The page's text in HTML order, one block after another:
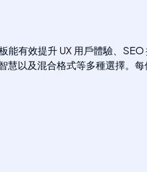
有效提升 UX 用戶體驗、
以及混合格式等多種選擇。每